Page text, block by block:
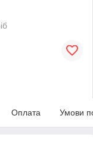
Оплата Умови